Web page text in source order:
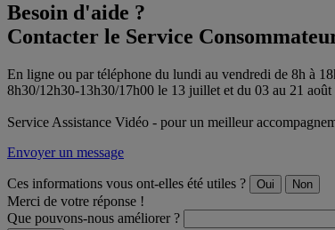
Besoin d'aide ?
Contacter le Service
En ligne ou par téléphone du lundi au vendredi de 8h à
8h30/12h30-13h30/17h00 le 13 juillet et du 03 au 21 août
Service Assistance Vidéo - pour un meilleur
Envoyer un message
Ces informations vous ont-elles été utiles ? Oui Non
Merci de votre réponse !
Que pouvons-nous améliorer ?